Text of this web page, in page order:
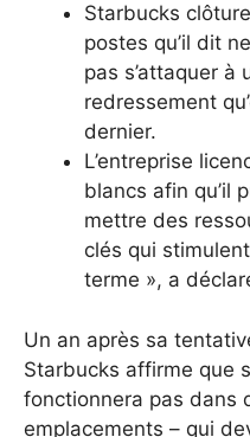
Starbucks
postes qu’il dit
pas s’attaquer à
redressement
dernier.
L’entreprise
blancs afin qu’il
mettre des
clés qui
terme », a
Un an après sa
Starbucks affirme que
fonctionnera pas dans
emplacements – qui